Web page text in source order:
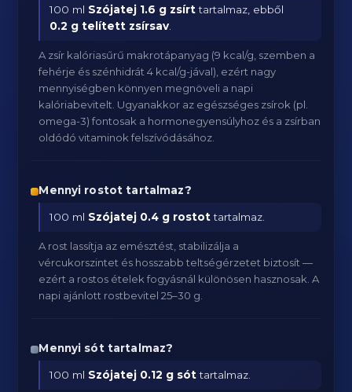
100 ml Szójatej 1.6 g zsírttartalmaz, ebből
0.2 g telített zsírsav
A zsír kalóriasűrű makrotápanyag (9 kcal/g, szemben a
fehérje és szénhidrát 4 kcal/g-jával), ezért nagy
mennyiségben könnyen megnöveli a napi
kalóriabevitelt. Ugyanakkor az egészséges zsírok (pl.
omega-3) fontosak a hormonegyensúlyhoz és a zsírban
oldódó vitaminok felszívódásához.
Mennyi rostot tartalmaz?
100 ml Szójatej 0.4 g rostottartalmaz.
A rost lassítja az emésztést, stabilizálja a
vércukorszintet és hosszabb teltségérzetet biztosít —
ezért a rostos ételek fogyásnál különösen hasznosak. A
napi ajánlott rostbevitel 25–30 g.
Mennyi sót tartalmaz?
100 ml Szójatej 0.12 g sóttartalmaz.